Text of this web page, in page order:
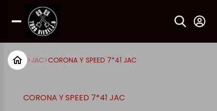
>JAC>CORONA Y SPEED 7*41 JAC
CORONA Y SPEED 7*41 JAC